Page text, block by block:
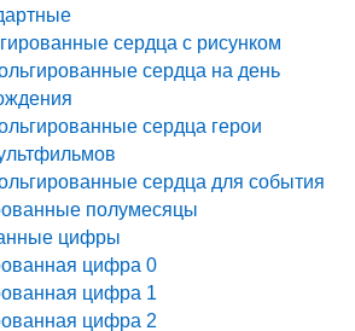
сердца с рисунком
сердца на день
сердца герои
сердца для события
полумесяцы
цифры
цифра 0
цифра 1
цифра 2